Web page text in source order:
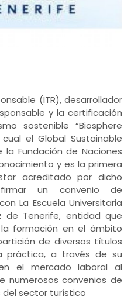
(ITR), desarrollador
y la certificación
sostenible “Biosphere
el Global Sustainable
la Fundación de Naciones
y es la primera
acreditado por dicho
un convenio de
La Escuela Universitaria
de Tenerife, entidad que
formación en el ámbito
de diversos títulos
práctica, a través de su
el mercado laboral al
numerosos convenios de
del sector turístico